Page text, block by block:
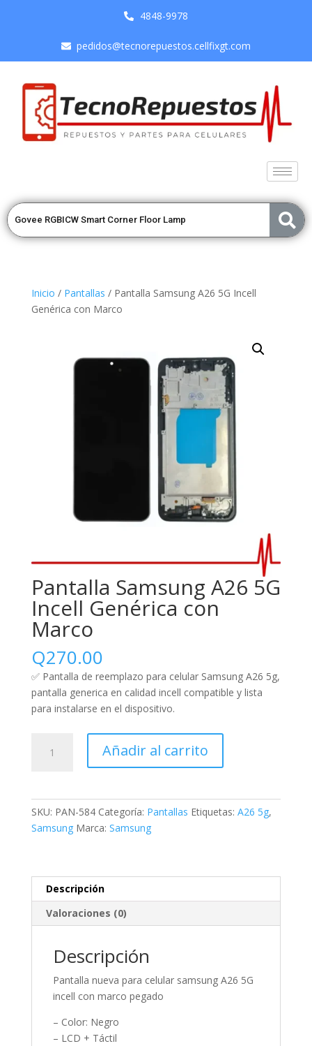
4848-9978
pedidos@tecnorepuestos.cellfixgt.com
Inicio / Pantallas / Pantalla Samsung A26 5G Incell
Genérica con Marco
Pantalla Samsung A26 5G
Incell Genérica con
Marco
Q270.00
✅ Pantalla de reemplazo para celular Samsung A26 5g,
pantalla generica en calidad incell compatible y lista
para instalarse en el dispositivo.
Añadir al carrito
SKU: PAN-584 Categoría: Pantallas Etiquetas: A26 5g,
Samsung Marca: Samsung
Descripción
Valoraciones (0)
Descripción
Pantalla nueva para celular samsung A26 5G
incell con marco pegado
– Color: Negro
– LCD + Táctil